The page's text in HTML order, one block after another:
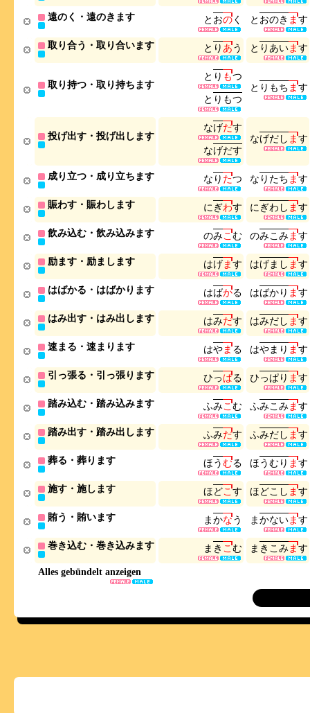
Alles gebündelt anzeigen
遠のく・遠のきます と おのく と おのき ます
取り合う・取り合います と り あう と り あいます
取り持つ・取り持ちます
と り もつ
と り もつ
と り もち ます
投げ出す・投げ出します
なげだす
なげだす
なげだし ます
成り立つ・成り立ちます な り たつ な り たち ます
賑わす・賑わします に ぎわす に ぎわ し ます
飲み込む・飲み込みます のみこむ のみこ みます
励ます・励まします はげます はげま し ます
はばかる・はばかります はばかる はばかり ます
はみ出す・はみ出します はみだす はみだし ます
速まる・速まります はやまる はやま り ます
引っ張る・引っ張ります ひっぱる ひっぱり ます
踏み込む・踏み込みます ふみこむ ふみこ みます
踏み出す・踏み出します ふみだす ふみだし ます
葬る・葬ります ほうむる ほうむり ます
施す・施します ほどこす ほどこ し ます
賄う・賄います まかなう まかないます
巻き込む・巻き込みます ま き こむ ま き こ みます